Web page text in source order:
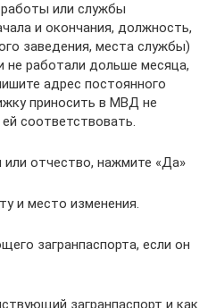
или службы
и окончания, должность,
заведения, места службы)
не работали дольше месяца,
адрес постоянного
приносить в МВД не
соответствовать.
отчество, нажмите «Да»
и место изменения.
загранпаспорта, если он
загранпаспорт и как